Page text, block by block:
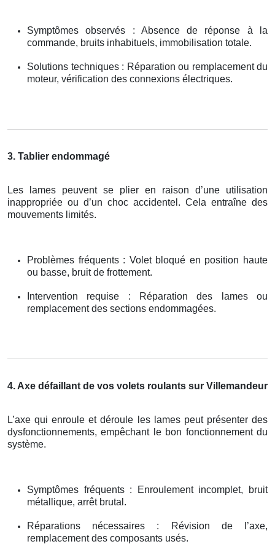
Symptômes observés : Absence de réponse à la
commande, bruits inhabituels, immobilisation totale.
Solutions techniques : Réparation ou remplacement du
moteur, vérification des connexions électriques.
3. Tablier endommagé
Les lames peuvent se plier en raison d’une utilisation
inappropriée ou d’un choc accidentel. Cela entraîne des
mouvements limités.
Problèmes fréquents : Volet bloqué en position haute
ou basse, bruit de frottement.
Intervention requise : Réparation des lames ou
remplacement des sections endommagées.
4. Axe défaillant de vos volets roulants sur Villemandeur
L’axe qui enroule et déroule les lames peut présenter des
dysfonctionnements, empêchant le bon fonctionnement du
système.
Symptômes fréquents : Enroulement incomplet, bruit
métallique, arrêt brutal.
Réparations nécessaires : Révision de l’axe,
remplacement des composants usés.